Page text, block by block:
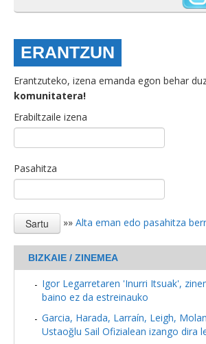
ERANTZUN
Erantzuteko, izena emanda egon behar
komunitatera!
Erabiltzaile izena
Pasahitza
»» Alta eman edo pasahitza
BIZKAIE / ZINEMEA
Igor Legarretaren 'Inurri Itsuak',
baino ez da estreinauko
Garcia, Harada, Larraín, Leigh,
Ustaoğlu Sail Ofizialean izango dira